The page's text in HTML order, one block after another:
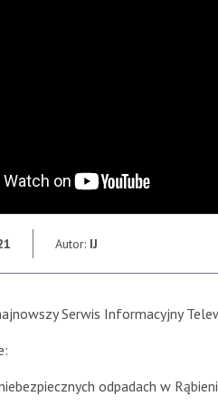
Autor: IJ
Serwis Informacyjny
odpadach w